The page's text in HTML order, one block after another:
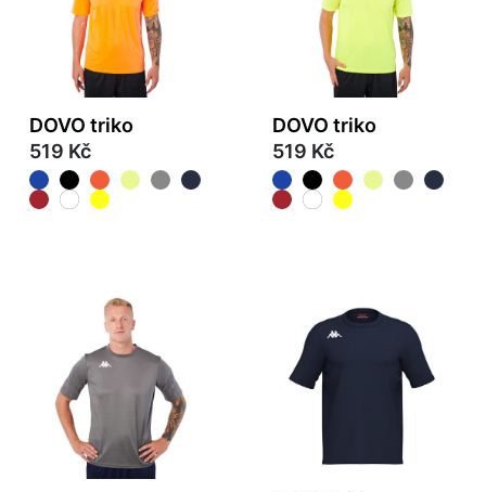
DOVO triko
519 Kč
DOVO triko
519 Kč